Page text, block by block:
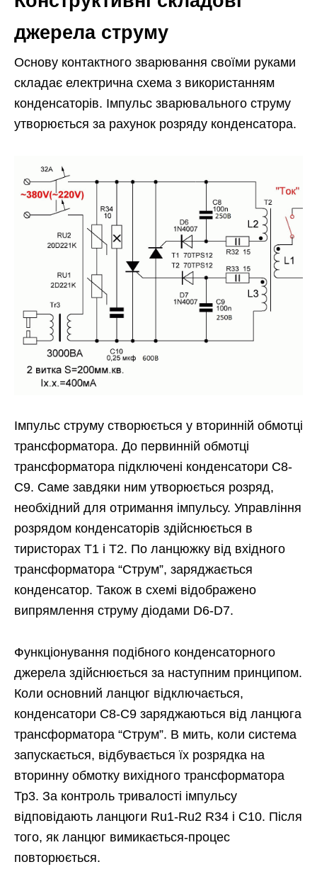
джерела струму
Основу контактного зварювання своїми руками
складає електрична схема з використанням
конденсаторів. Імпульс зварювального струму
утворюється за рахунок розряду конденсатора.
Імпульс струму створюється у вторинній обмотці
трансформатора. До первинній обмотці
трансформатора підключені конденсатори С8-
С9. Саме завдяки ним утворюється розряд,
необхідний для отримання імпульсу. Управління
розрядом конденсаторів здійснюється в
тиристорах Т1 і Т2. По ланцюжку від вхідного
трансформатора “Струм”, заряджається
конденсатор. Також в схемі відображено
випрямлення струму діодами D6-D7.
Функціонування подібного конденсаторного
джерела здійснюється за наступним принципом.
Коли основний ланцюг відключається,
конденсатори С8-С9 заряджаються від ланцюга
трансформатора “Струм”. В мить, коли система
запускається, відбувається їх розрядка на
вторинну обмотку вихідного трансформатора
Тр3. За контроль тривалості імпульсу
відповідають ланцюги Ru1-Ru2 R34 і C10. Після
того, як ланцюг вимикається-процес
повторюється.